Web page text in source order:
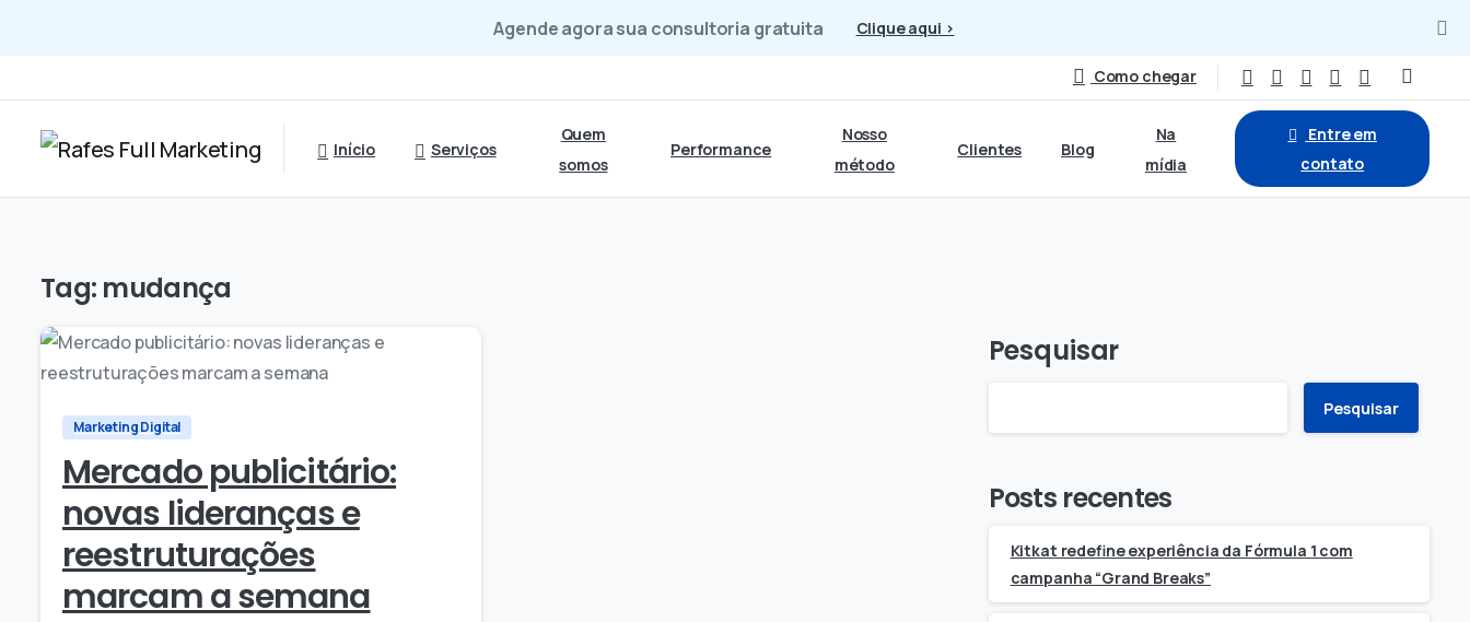
Agende agora sua consultoria gratuita Clique aqui >
Como chegar
Início Serviços
Quem
somos
Performance
Nosso
método
Clientes Blog
Na
mídia
Entre em
contato
Tag: mudança
0
Marketing Digital
Mercado publicitário:
novas lideranças e
reestruturações
marcam a semana
Pesquisar
Pesquisar
Posts recentes
Kitkat redefine experiência da Fórmula 1 com
campanha “Grand Breaks”